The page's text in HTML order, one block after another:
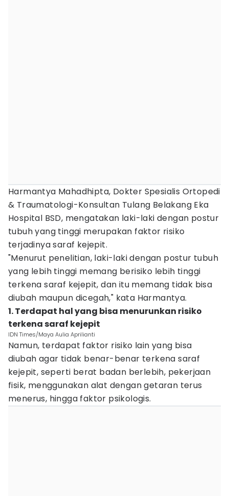
Harmantya Mahadhipta, Dokter Spesialis Ortopedi
& Traumatologi-Konsultan Tulang Belakang Eka
Hospital BSD, mengatakan laki-laki dengan postur
tubuh yang tinggi merupakan faktor risiko
terjadinya saraf kejepit.
"Menurut penelitian, laki-laki dengan postur tubuh
yang lebih tinggi memang berisiko lebih tinggi
terkena saraf kejepit, dan itu memang tidak bisa
diubah maupun dicegah," kata Harmantya.
1. Terdapat hal yang bisa menurunkan risiko
terkena saraf kejepit
IDN Times/Maya Aulia Aprilianti
Namun, terdapat faktor risiko lain yang bisa
diubah agar tidak benar-benar terkena saraf
kejepit, seperti berat badan berlebih, pekerjaan
fisik, menggunakan alat dengan getaran terus
menerus, hingga faktor psikologis.